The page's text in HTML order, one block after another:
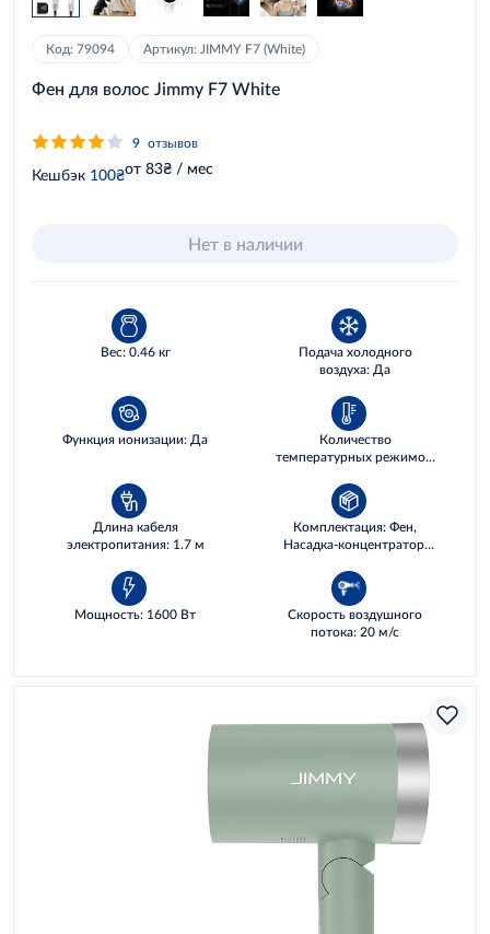
Код: 79094 Артикул: JIMMY F7 (White)
Фен для волос Jimmy F7 White
9 отзывов
Кешбэк 100₴от 83₴ / мес
Нет в наличии
Вес: 0.46 кг
Подача холодного
воздуха: Да
Функция ионизации: Да
Количество
температурных режимов:
Длина кабеля
электропитания: 1.7 м
Комплектация: Фен,
Насадка-концентратор,
пользователя
Мощность: 1600 Вт
Скорость воздушного
потока: 20 м/с